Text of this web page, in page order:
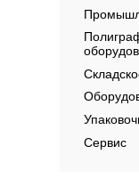
Сервис